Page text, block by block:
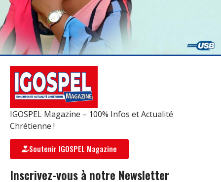
IGOSPEL Magazine – 100% Infos et Actualité
Chrétienne !
Soutenir IGOSPEL Magazine
Inscrivez-vous à notre Newsletter